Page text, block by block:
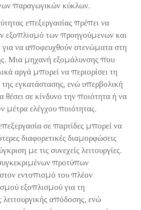
παραγωγικών κύκλων.
επεξεργασίας πρέπει να
εξοπλισμό των προηγούμενων και
να αποφευχθούν στενώματα στη
Μια μηχανή εξομάλυνσης που
αργά μπορεί να περιορίσει τη
εγκατάστασης, ενώ υπερβολική
θέσει σε κίνδυνο την ποιότητα ή να
μέτρα ελέγχου ποιότητας.
σε παρτίδες μπορεί να
διαφορετικές διαμορφώσεις
με τις συνεχείς λειτουργίες.
προτύπων
εντοπισμό του πλέον
εξοπλισμού για τη
απόδοσης, ενώ